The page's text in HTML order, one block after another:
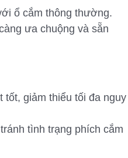
ổ cắm thông thường.
ưa chuộng và sẵn
tốt, giảm thiểu tối đa nguy
tình trạng phích cắm